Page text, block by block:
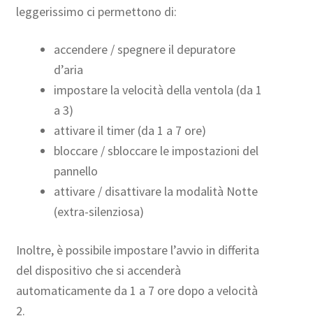
leggerissimo ci permettono di:
accendere / spegnere il depuratore
d’aria
impostare la velocità della ventola (da 1
a 3)
attivare il timer (da 1 a 7 ore)
bloccare / sbloccare le impostazioni del
pannello
attivare / disattivare la modalità Notte
(extra-silenziosa)
Inoltre, è possibile impostare l’avvio in differita
del dispositivo che si accenderà
automaticamente da 1 a 7 ore dopo a velocità
2.